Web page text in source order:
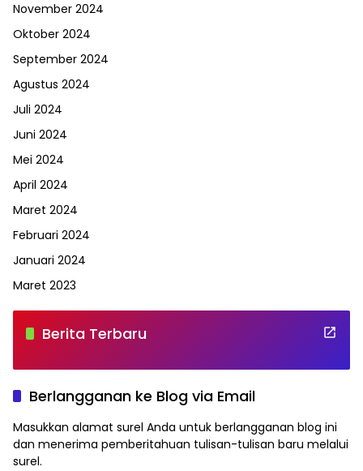
November 2024
Oktober 2024
September 2024
Agustus 2024
Juli 2024
Juni 2024
Mei 2024
April 2024
Maret 2024
Februari 2024
Januari 2024
Maret 2023
Berita Terbaru
Berlangganan ke Blog via Email
Masukkan alamat surel Anda untuk berlangganan blog ini
dan menerima pemberitahuan tulisan-tulisan baru melalui
surel.